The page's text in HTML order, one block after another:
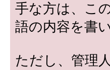
手な方は、こ
語の内容を書
ただし、管理